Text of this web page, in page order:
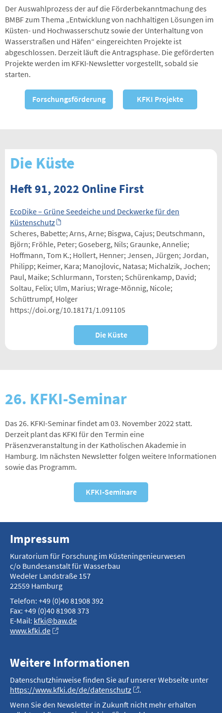
Der Auswahlprozess der auf die Förderbekanntmachung des
BMBF zum Thema „Entwicklung von nachhaltigen Lösungen im
Küsten- und Hochwasserschutz sowie der Unterhaltung von
Wasserstraßen und Häfen“ eingereichten Projekte ist
abgeschlossen. Derzeit läuft die Antragsphase. Die geförderten
Projekte werden im KFKI-Newsletter vorgestellt, sobald sie
starten.
Forschungsförderung KFKI Projekte
Die Küste
Heft 91, 2022 Online First
EcoDike – Grüne Seedeiche und Deckwerke für den
Küstenschutz
Scheres, Babette; Arns, Arne; Bisgwa, Cajus; Deutschmann,
Björn; Fröhle, Peter; Goseberg, Nils; Graunke, Annelie;
Hoffmann, Tom K.; Hollert, Henner; Jensen, Jürgen; Jordan,
Philipp; Keimer, Kara; Manojlovic, Natasa; Michalzik, Jochen;
Paul, Maike; Schlurmann, Torsten; Schürenkamp, David;
Soltau, Felix; Ulm, Marius; Wrage-Mönnig, Nicole;
Schüttrumpf, Holger
https://doi.org/10.18171/1.091105
Die Küste
26. KFKI-Seminar
Das 26. KFKI-Seminar findet am 03. November 2022 statt.
Derzeit plant das KFKI für den Termin eine
Präsenzveranstaltung in der Katholischen Akademie in
Hamburg. Im nächsten Newsletter folgen weitere Informationen
sowie das Programm.
KFKI-Seminare
Impressum
Kuratorium für Forschung im Küsteningenieurwesen
c/o Bundesanstalt für Wasserbau
Wedeler Landstraße 157
22559 Hamburg
Telefon: +49 (0)40 81908 392
Fax: +49 (0)40 81908 373
E-Mail: kfki@baw.de
www.kfki.de
Weitere Informationen
Datenschutzhinweise finden Sie auf unserer Webseite unter
https://www.kfki.de/de/datenschutz
.
Wenn Sie den Newsletter in Zukunft nicht mehr erhalten